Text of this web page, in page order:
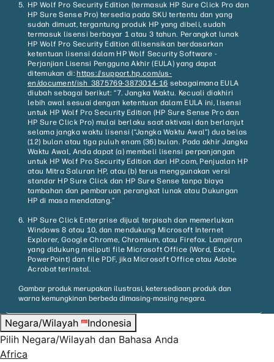
HP Wolf Pro Security Edition (termasuk HP Sure Click Pro dan
HP Sure Sense Pro) tersedia pada SKU tertentu dan yang
sudah dimuat, tergantung produk HP yang dibeli, sudah
termasuk lisensi berbayar 1 atau 3 tahun. Perangkat lunak
HP Wolf Pro Security Edition dilisensikan berdasarkan
ketentuan lisensi dalam HP Wolf Security Software -
Perjanjian Lisensi Pengguna Akhir (EULA) yang dapat
ditemukan di: https://support.hp.com/us-
en/document/ish_3875769-3873014-16 sebagaimana EULA
diubah sebagai berikut: “7. Jangka Waktu. Kecuali diakhiri
lebih awal sesuai dengan ketentuan dalam EULA ini, lisensi
untuk HP Wolf Pro Security Edition (HP Sure Sense Pro dan
HP Sure Click Pro) mulai berlaku saat aktivasi dan berlanjut
selama jangka waktu lisensi (“Jangka Waktu Awal”) dua belas
(12) bulan atau tiga puluh enam (36) bulan. Pada akhir Jangka
Waktu Awal, Anda dapat (a) membeli lisensi perpanjangan
untuk HP Wolf Pro Security Edition dari HP.com, Penjualan HP
atau Mitra Saluran HP, atau (b) terus menggunakan versi
standar HP Sure Click dan HP Sure Sense tanpa biaya
tambahan dan pembaruan perangkat lunak atau Dukungan
HP di masa mendatang.”
HP Sure Click Enterprise dijual terpisah dan memerlukan
Windows 8 atau 10, dan mendukung Microsoft Internet
Explorer, Google Chrome, Chromium, atau Firefox. Lampiran
yang didukung meliputi file Microsoft Office (Word, Excel,
PowerPoint) dan file PDF, jika Microsoft Office atau Adobe
Acrobat terinstal.
Gambar produk merupakan ilustrasi, ketersediaan produk dan
warna kemungkinan berbeda dimasing-masing negara.
Negara/Wilayah
Indonesia
Pilih Negara/Wilayah dan Bahasa Anda
Africa